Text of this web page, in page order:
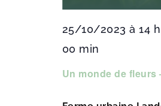
Un monde de fleurs
25/10/2023 à 14
00 min